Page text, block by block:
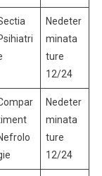
Nedeter
minata
ture
12/24
Nedeter
minata
ture
12/24